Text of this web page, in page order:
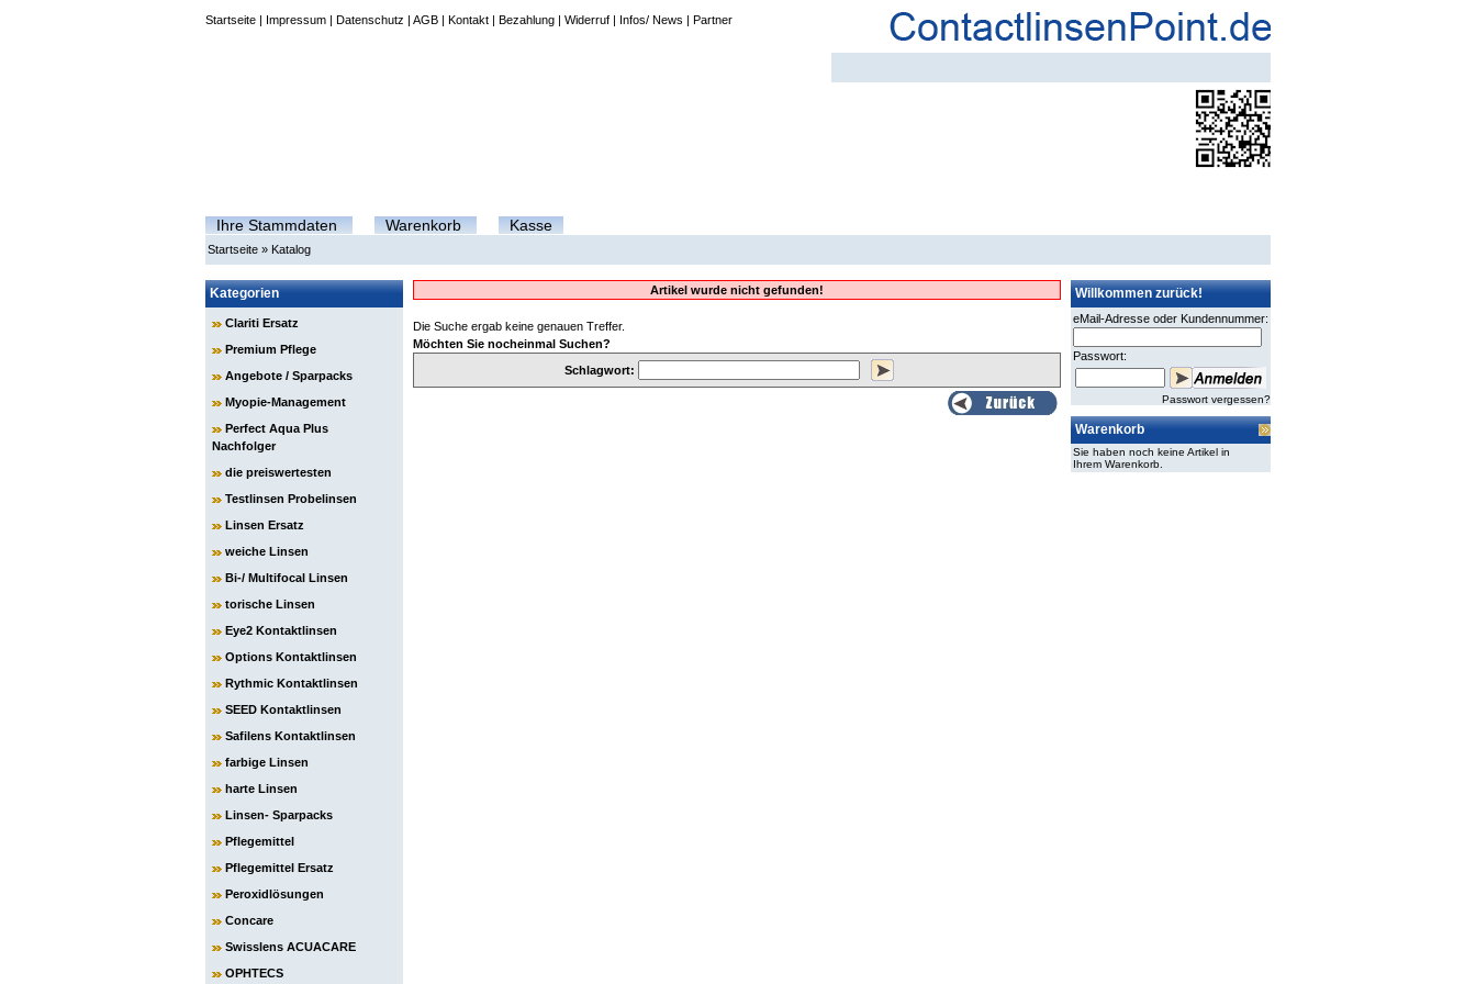
Startseite | Impressum | Datenschutz | AGB | Kontakt | Bezahlung | Widerruf | Infos/ News | Partner
Ihre Stammdaten Warenkorb Kasse
Startseite » Katalog
Kategorien
Clariti Ersatz
Premium Pflege
Angebote / Sparpacks
Myopie-Management
Perfect Aqua Plus
Nachfolger
die preiswertesten
Testlinsen Probelinsen
Linsen Ersatz
weiche Linsen
Bi-/ Multifocal Linsen
torische Linsen
Eye2 Kontaktlinsen
Options Kontaktlinsen
Rythmic Kontaktlinsen
SEED Kontaktlinsen
Safilens Kontaktlinsen
farbige Linsen
harte Linsen
Linsen- Sparpacks
Pflegemittel
Pflegemittel Ersatz
Peroxidlösungen
Concare
Swisslens ACUACARE
OPHTECS
Artikel wurde nicht gefunden!
Die Suche ergab keine genauen Treffer.
Möchten Sie nocheinmal Suchen?
Schlagwort:
Willkommen zurück!
eMail-Adresse oder Kundennummer:
Passwort:
Passwort vergessen?
Warenkorb
Sie haben noch keine Artikel in
Ihrem Warenkorb.